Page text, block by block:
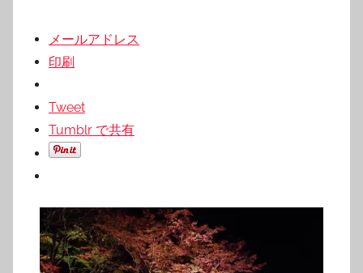
メールアドレス
印刷
Tweet
Tumblr で共有